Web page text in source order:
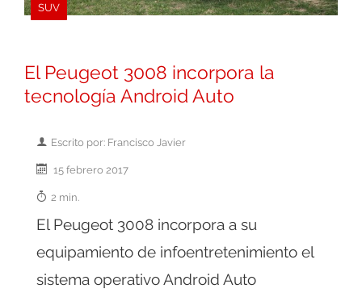
SUV
El Peugeot 3008 incorpora la
tecnología Android Auto
Escrito por: Francisco Javier
15 febrero 2017
2 min.
El Peugeot 3008 incorpora a su
equipamiento de infoentretenimiento el
sistema operativo Android Auto